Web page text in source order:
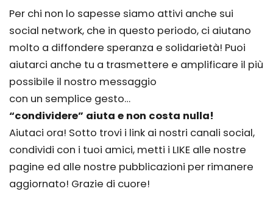
Per chi non lo sapesse siamo attivi anche sui
social network, che in questo periodo, ci aiutano
molto a diffondere speranza e solidarietà! Puoi
aiutarci anche tu a trasmettere e amplificare il più
possibile il nostro messaggio
con un semplice gesto…
“condividere” aiuta e non costa nulla!
Aiutaci ora! Sotto trovi i link ai nostri canali social,
condividi con i tuoi amici, metti i LIKE alle nostre
pagine ed alle nostre pubblicazioni per rimanere
aggiornato! Grazie di cuore!